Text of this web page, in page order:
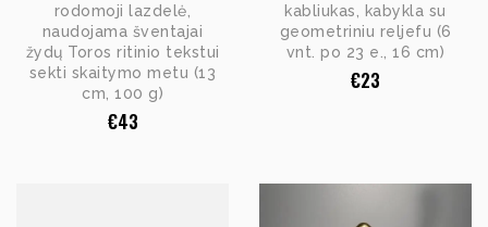
rodomoji lazdelė,
naudojama šventajai
žydų Toros ritinio tekstui
sekti skaitymo metu (13
cm, 100 g)
€43
kabliukas, kabykla su
geometriniu reljefu (6
vnt. po 23 e., 16 cm)
€23